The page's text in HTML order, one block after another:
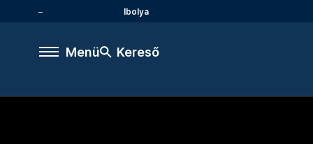
Ibolya
Menü Kereső